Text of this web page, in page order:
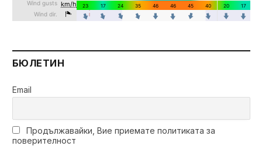
БЮЛЕТИН
Email
Продължавайки, Вие приемате политиката за
поверителност